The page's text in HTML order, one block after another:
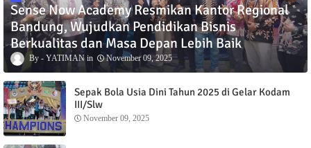
Sense Now Academy Resmikan Kantor Regional
Bandung, Wujudkan Pendidikan Bisnis
Berkualitas dan Masa Depan Lebih Baik
YATIMAN November 09, 2025
Sepak Bola Usia Dini Tahun 2025 di Gelar Kodam
III/Slw
November 09, 2025